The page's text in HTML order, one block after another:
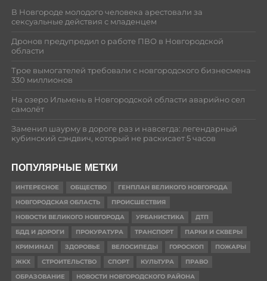
В Новгороде молодого человека арестовали за
сексуальные действия с младенцем
Дронов предупредил о работе ПВО в Новгородской
области
Трое вымогателей требовали с новгородского бизнесмена
330 миллионов
На озеро Ильмень в Новгородской области аварийно сел
самолёт
Заменил шаурму в дороге раз и навсегда: легендарный
кубинский сэндвич, который не раскисает 5 часов
ПОПУЛЯРНЫЕ МЕТКИ
ИНТЕРЕСНОЕ ОБЩЕСТВО
ГЕНПЛАН ВЕЛИКОГО НОВГОРОДА
НОВГОРОДСКАЯ ОБЛАСТЬ
ПРОИСШЕСТВИЯ
НОВОСТИ ВЕЛИКОГО НОВГОРОДА
УРБАНИСТИКА
ДТП
БДД И ДОРОГИ
ПРОКУРАТУРА ТРАНСПОРТ
ПАРКИ И СКВЕРЫ
КРИМИНАЛ
ЗДОРОВЬЕ ВЕЛОСИПЕДЫ ГОРОСКОП
ПОЖАРЫ
ЖКХ
СТРОИТЕЛЬСТВО СПОРТ КУЛЬТУРА
ПРАВО
ОБРАЗОВАНИЕ
НОВОСТИ НОВГОРОДСКОГО РАЙОНА